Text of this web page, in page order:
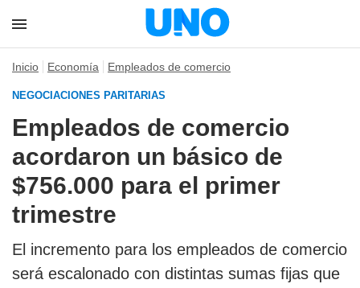
Inicio Economía Empleados de comercio
NEGOCIACIONES PARITARIAS
Empleados de comercio
acordaron un básico de
$756.000 para el primer
trimestre
El incremento para los empleados de comercio
será escalonado con distintas sumas fijas que